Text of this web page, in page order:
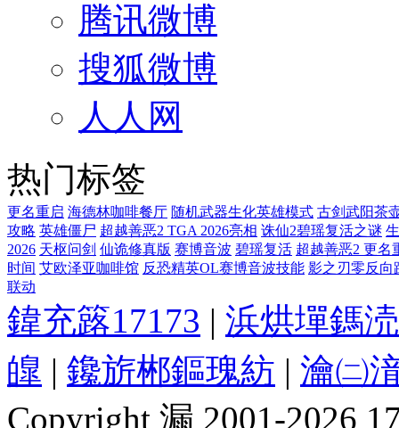
腾讯微博
搜狐微博
人人网
热门标签
更名重启 海德林咖啡餐厅 随机武器生化英雄模式 古剑武阳茶
攻略 英雄僵尸 超越善恶2 TGA 2026亮相 诛仙2碧瑶复活之谜
2026 天枢问剑 仙诡修真版 赛博音波 碧瑶复活 超越善恶2 更名
时间 艾欧泽亚咖啡馆 反恐精英OL赛博音波技能 影之刃零反向
联动
鍏充簬17173 | 浜烘墠鎷
皥 | 鑱旂郴鏂瑰紡 | 瀹㈡
Copyright 漏 2001-2026